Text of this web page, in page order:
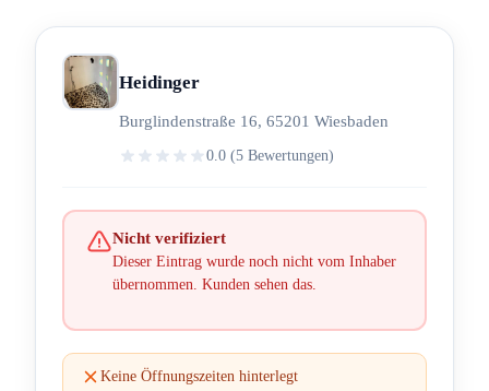
Heidinger
Burglindenstraße 16, 65201 Wiesbaden
0.0 (5 Bewertungen)
Nicht verifiziert
Dieser Eintrag wurde noch nicht vom Inhaber
übernommen. Kunden sehen das.
Keine Öffnungszeiten hinterlegt